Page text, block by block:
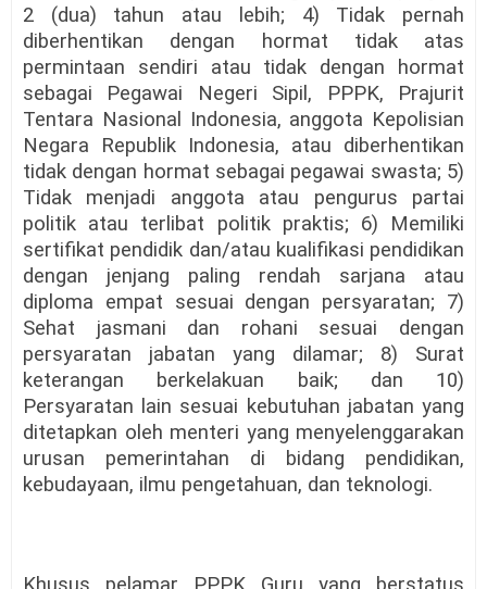
2 (dua) tahun atau lebih; 4) Tidak pernah
diberhentikan dengan hormat tidak atas
permintaan sendiri atau tidak dengan hormat
sebagai Pegawai Negeri Sipil, PPPK, Prajurit
Tentara Nasional Indonesia, anggota Kepolisian
Negara Republik Indonesia, atau diberhentikan
tidak dengan hormat sebagai pegawai swasta; 5)
Tidak menjadi anggota atau pengurus partai
politik atau terlibat politik praktis; 6) Memiliki
sertifikat pendidik dan/atau kualifikasi pendidikan
dengan jenjang paling rendah sarjana atau
diploma empat sesuai dengan persyaratan; 7)
Sehat jasmani dan rohani sesuai dengan
persyaratan jabatan yang dilamar; 8) Surat
keterangan berkelakuan baik; dan 10)
Persyaratan lain sesuai kebutuhan jabatan yang
ditetapkan oleh menteri yang menyelenggarakan
urusan pemerintahan di bidang pendidikan,
kebudayaan, ilmu pengetahuan, dan teknologi.